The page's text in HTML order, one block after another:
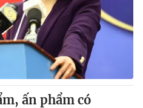
Podcast
ấn phẩm có